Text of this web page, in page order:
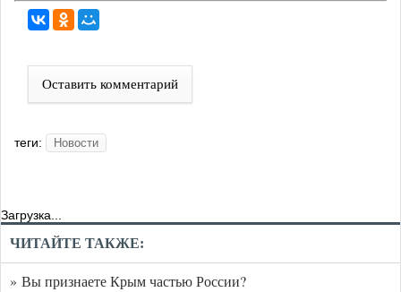
Оставить комментарий
теги: Новости
Загрузка...
ЧИТАЙТЕ ТАКЖЕ:
» Вы признаете Крым частью России?